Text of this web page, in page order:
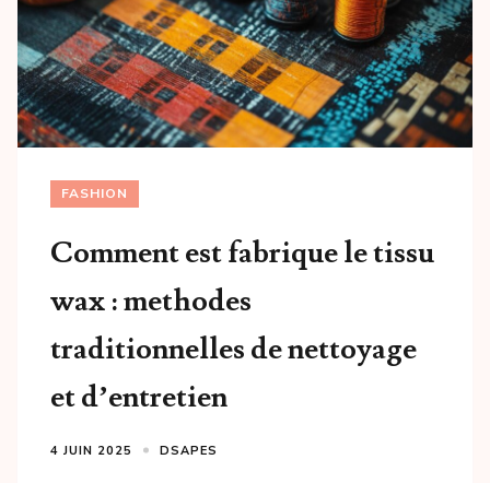
FASHION
Comment est fabrique le tissu
wax : methodes
traditionnelles de nettoyage
et d’entretien
4 JUIN 2025 DSAPES